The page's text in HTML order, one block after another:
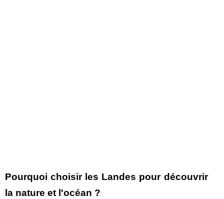
Pourquoi choisir les Landes pour découvrir
la nature et l'océan ?